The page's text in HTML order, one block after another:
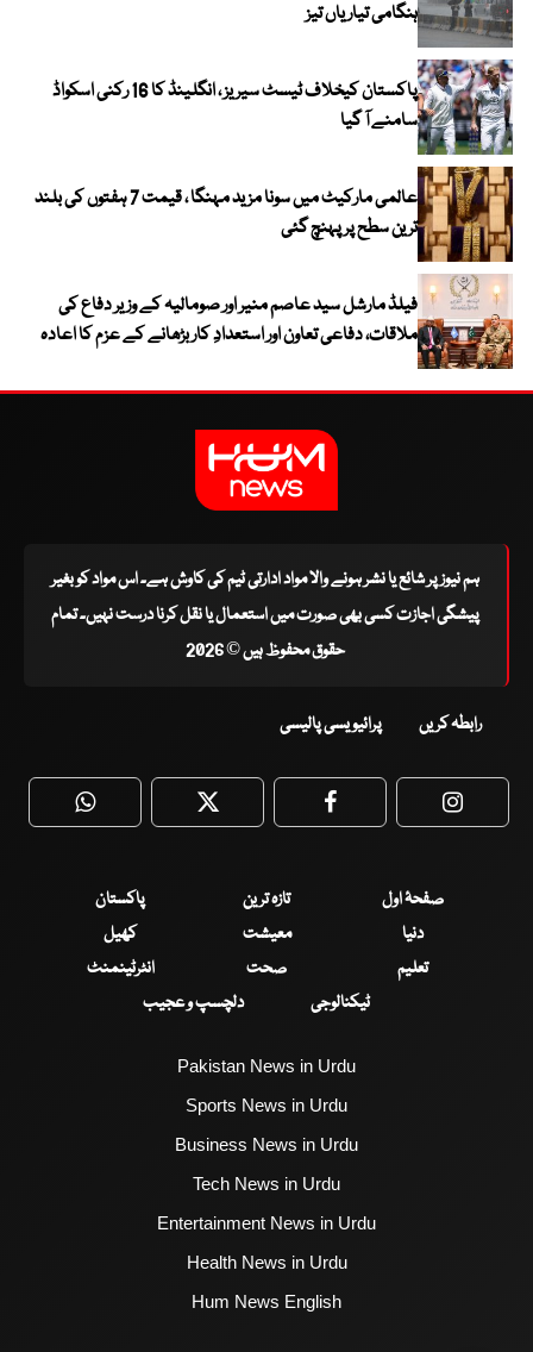
ہنگامی تیاریاں تیز
پاکستان کیخلاف ٹیسٹ سیریز ، انگلینڈ کا 16 رکنی اسکواڈ
سامنے آ گیا
عالمی مارکیٹ میں سونا مزید مہنگا ، قیمت 7 ہفتوں کی بلند
ترین سطح پر پہنچ گئی
فیلڈ مارشل سید عاصم منیر اور صومالیہ کے وزیر دفاع کی
ملاقات، دفاعی تعاون اور استعدادِ کار بڑھانے کے عزم کا اعادہ
ہم نیوز پر شائع یا نشر ہونے والا مواد ادارتی ٹیم کی کاوش ہے۔ اس مواد کو بغیر
پیشگی اجازت کسی بھی صورت میں استعمال یا نقل کرنا درست نہیں۔ تمام
حقوق محفوظ ہیں © 2026
رابطہ کریں پرائیویسی پالیسی
WhatsApp Twitter Facebook
صفحۂ اول تازہ ترین
پاکستان
دنیا
معیشت
کھیل
تعلیم
صحت
انٹرٹینمنٹ
ٹیکنالوجی
دلچسپ و عجیب
Pakistan News in Urdu
Sports News in Urdu
Business News in Urdu
Tech News in Urdu
Entertainment News in Urdu
Health News in Urdu
Hum News English